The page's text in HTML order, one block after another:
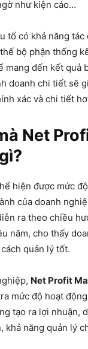
như kiện cáo…
tố có khả năng
bộ phận thống
mang đến kết quả
doanh chi tiết sẽ
xác và chi tiết
Net
hiện được mức
của doanh
ra theo chiều
năm, cho thấy
quản lý tốt.
Net Profit
mức độ hoạt
tạo ra lợi nhuận,
khả năng quản lý